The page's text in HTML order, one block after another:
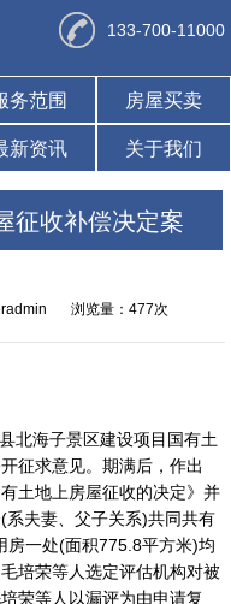
133-700-11000
务范围 房屋买卖
新资讯 关于我们
征收补偿决定案
浏览量：477次
北海子景区建设项目国有土
征求意见。期满后，作出
土地上房屋征收的决定》并
夫妻、父子关系)共同共有
房一处(面积775.8平方米)均
培荣等人选定评估机构对被
荣等人以漏评为由申请复